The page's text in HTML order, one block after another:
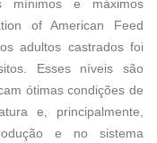
mínimos e máximos
of American Feed
adultos castrados foi
Esses níveis são
ótimas condições de
e, principalmente,
e no sistema